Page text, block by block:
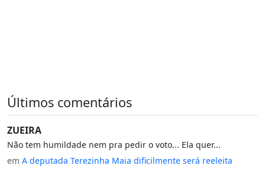
Últimos comentários
ZUEIRA
Não tem humildade nem pra pedir o voto... Ela quer...
em A deputada Terezinha Maia dificilmente será reeleita